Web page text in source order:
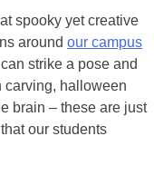
spooky yet creative
around our campus
strike a pose and
carving, halloween
brain – these are just
our students